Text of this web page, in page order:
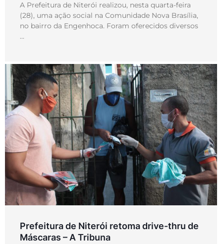
A Prefeitura de Niterói realizou, nesta quarta-feira
(28), uma ação social na Comunidade Nova Brasília,
no bairro da Engenhoca. Foram oferecidos diversos
…
Prefeitura de Niterói retoma drive-thru de
Máscaras – A Tribuna